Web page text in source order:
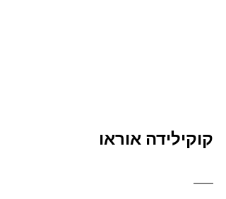
קוקילידה אוראו